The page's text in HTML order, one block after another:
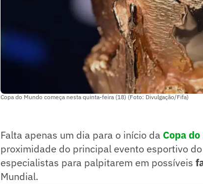
Copa do Mundo começa nesta quinta-feira (18) (Foto: Divulgação/Fifa)
Falta apenas um dia para o início da Copa
proximidade do principal evento esportivo
especialistas para palpitarem em possíveis
Mundial.